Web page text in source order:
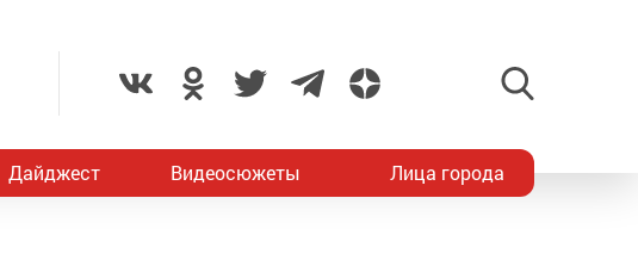
Дайджест Видеосюжеты Лица города